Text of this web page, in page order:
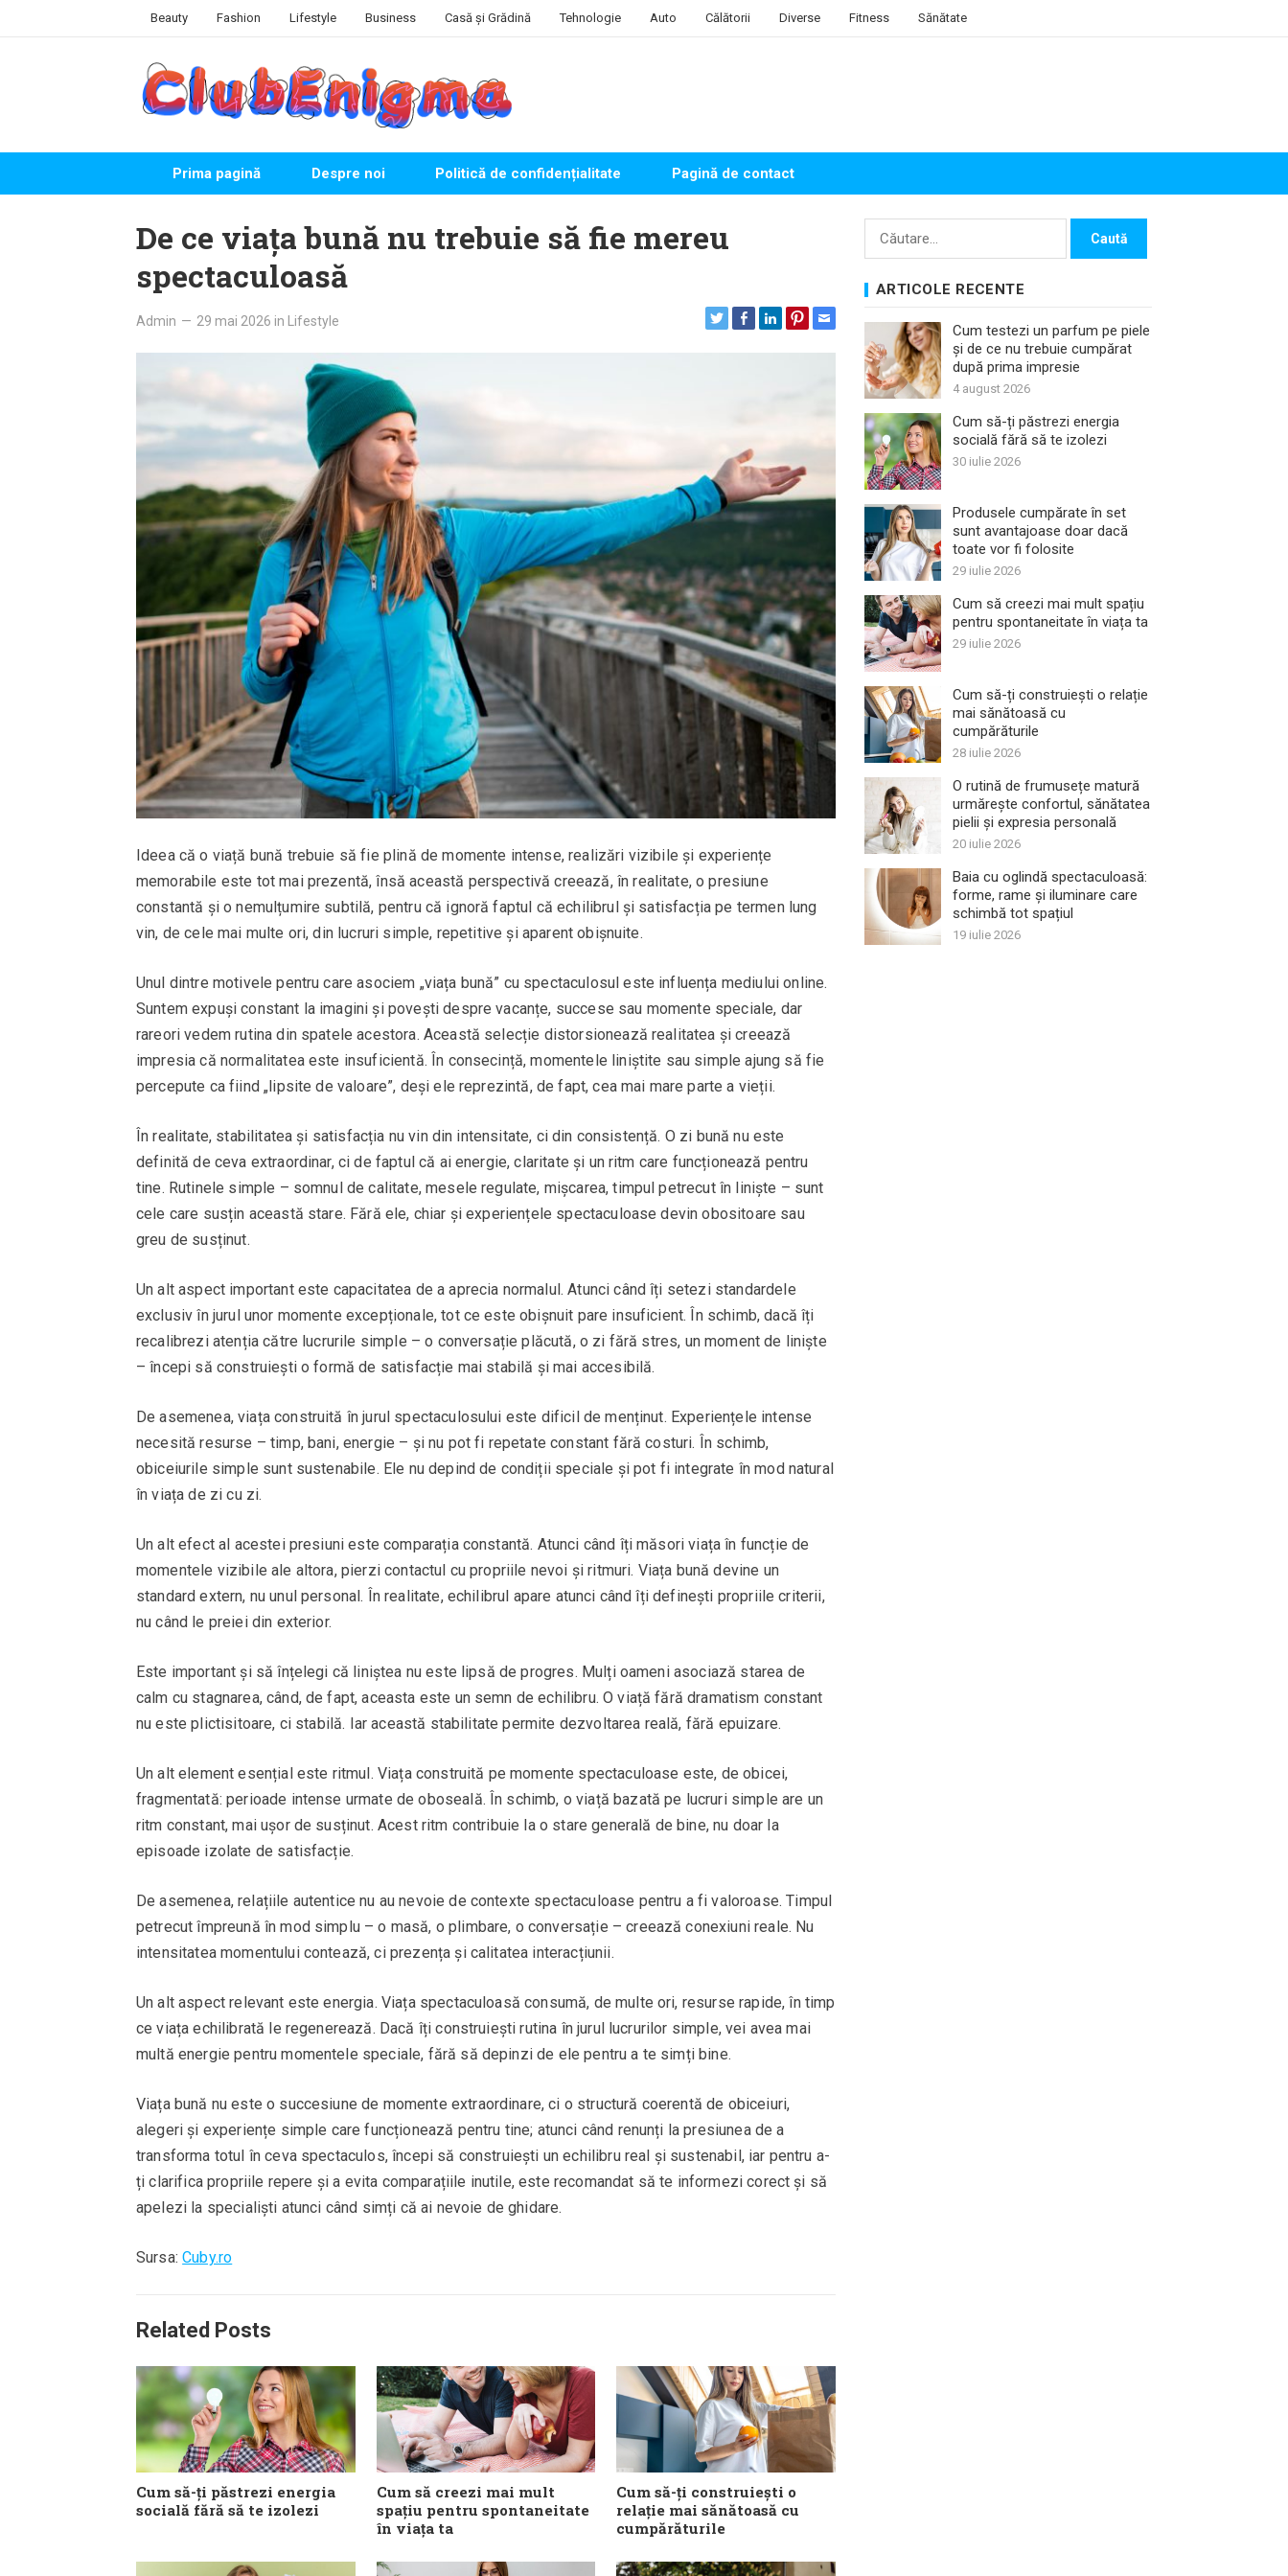
Beauty Fashion Lifestyle Business Casă și Grădină Tehnologie Auto Călătorii Diverse Fitness Sănătate
Prima pagină Despre noi Politică de confidențialitate Pagină de contact
De ce viața bună nu trebuie să fie mereu
spectaculoasă
Admin — 29 mai 2026 in Lifestyle
Ideea că o viață bună trebuie să fie plină de momente intense, realizări vizibile și experiențe
memorabile este tot mai prezentă, însă această perspectivă creează, în realitate, o presiune
constantă și o nemulțumire subtilă, pentru că ignoră faptul că echilibrul și satisfacția pe termen lung
vin, de cele mai multe ori, din lucruri simple, repetitive și aparent obișnuite.
Unul dintre motivele pentru care asociem „viața bună” cu spectaculosul este influența mediului online.
Suntem expuși constant la imagini și povești despre vacanțe, succese sau momente speciale, dar
rareori vedem rutina din spatele acestora. Această selecție distorsionează realitatea și creează
impresia că normalitatea este insuficientă. În consecință, momentele liniștite sau simple ajung să fie
percepute ca fiind „lipsite de valoare”, deși ele reprezintă, de fapt, cea mai mare parte a vieții.
În realitate, stabilitatea și satisfacția nu vin din intensitate, ci din consistență. O zi bună nu este
definită de ceva extraordinar, ci de faptul că ai energie, claritate și un ritm care funcționează pentru
tine. Rutinele simple – somnul de calitate, mesele regulate, mișcarea, timpul petrecut în liniște – sunt
cele care susțin această stare. Fără ele, chiar și experiențele spectaculoase devin obositoare sau
greu de susținut.
Un alt aspect important este capacitatea de a aprecia normalul. Atunci când îți setezi standardele
exclusiv în jurul unor momente excepționale, tot ce este obișnuit pare insuficient. În schimb, dacă îți
recalibrezi atenția către lucrurile simple – o conversație plăcută, o zi fără stres, un moment de liniște
– începi să construiești o formă de satisfacție mai stabilă și mai accesibilă.
De asemenea, viața construită în jurul spectaculosului este dificil de menținut. Experiențele intense
necesită resurse – timp, bani, energie – și nu pot fi repetate constant fără costuri. În schimb,
obiceiurile simple sunt sustenabile. Ele nu depind de condiții speciale și pot fi integrate în mod natural
în viața de zi cu zi.
Un alt efect al acestei presiuni este comparația constantă. Atunci când îți măsori viața în funcție de
momentele vizibile ale altora, pierzi contactul cu propriile nevoi și ritmuri. Viața bună devine un
standard extern, nu unul personal. În realitate, echilibrul apare atunci când îți definești propriile criterii,
nu când le preiei din exterior.
Este important și să înțelegi că liniștea nu este lipsă de progres. Mulți oameni asociază starea de
calm cu stagnarea, când, de fapt, aceasta este un semn de echilibru. O viață fără dramatism constant
nu este plictisitoare, ci stabilă. Iar această stabilitate permite dezvoltarea reală, fără epuizare.
Un alt element esențial este ritmul. Viața construită pe momente spectaculoase este, de obicei,
fragmentată: perioade intense urmate de oboseală. În schimb, o viață bazată pe lucruri simple are un
ritm constant, mai ușor de susținut. Acest ritm contribuie la o stare generală de bine, nu doar la
episoade izolate de satisfacție.
De asemenea, relațiile autentice nu au nevoie de contexte spectaculoase pentru a fi valoroase. Timpul
petrecut împreună în mod simplu – o masă, o plimbare, o conversație – creează conexiuni reale. Nu
intensitatea momentului contează, ci prezența și calitatea interacțiunii.
Un alt aspect relevant este energia. Viața spectaculoasă consumă, de multe ori, resurse rapide, în timp
ce viața echilibrată le regenerează. Dacă îți construiești rutina în jurul lucrurilor simple, vei avea mai
multă energie pentru momentele speciale, fără să depinzi de ele pentru a te simți bine.
Viața bună nu este o succesiune de momente extraordinare, ci o structură coerentă de obiceiuri,
alegeri și experiențe simple care funcționează pentru tine; atunci când renunți la presiunea de a
transforma totul în ceva spectaculos, începi să construiești un echilibru real și sustenabil, iar pentru a-
ți clarifica propriile repere și a evita comparațiile inutile, este recomandat să te informezi corect și să
apelezi la specialiști atunci când simți că ai nevoie de ghidare.
Sursa:Cuby.ro
Related Posts
Cum să-ți păstrezi energia
socială fără să te izolezi
Cum să creezi mai mult
spațiu pentru spontaneitate
în viața ta
Cum să-ți construiești o
relație mai sănătoasă cu
cumpărăturile
Caută
ARTICOLE RECENTE
Cum testezi un parfum pe piele
și de ce nu trebuie cumpărat
după prima impresie
4 august 2026
Cum să-ți păstrezi energia
socială fără să te izolezi
30 iulie 2026
Produsele cumpărate în set
sunt avantajoase doar dacă
toate vor fi folosite
29 iulie 2026
Cum să creezi mai mult spațiu
pentru spontaneitate în viața ta
29 iulie 2026
Cum să-ți construiești o relație
mai sănătoasă cu
cumpărăturile
28 iulie 2026
O rutină de frumusețe matură
urmărește confortul, sănătatea
pielii și expresia personală
20 iulie 2026
Baia cu oglindă spectaculoasă:
forme, rame și iluminare care
schimbă tot spațiul
19 iulie 2026